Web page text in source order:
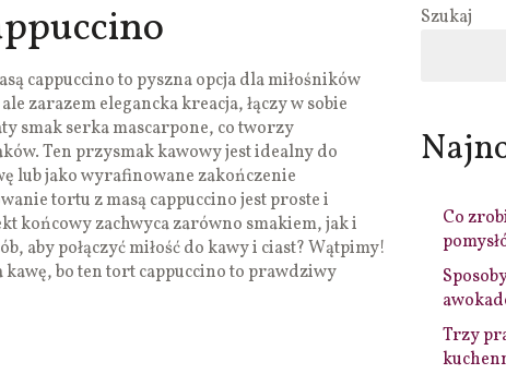
cappuccino to pyszna opcja dla miłośników
zarazem elegancka kreacja, łączy w sobie
smak serka mascarpone, co tworzy
Ten przysmak kawowy jest idealny do
lub jako wyrafinowane zakończenie
tortu z masą cappuccino jest proste i
końcowy zachwyca zarówno smakiem, jak i
aby połączyć miłość do kawy i ciast? Wątpimy!
bo ten tort cappuccino to prawdziwy
Szukaj
Co
Trzy